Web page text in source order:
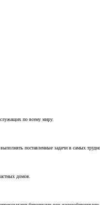
по всему миру.
поставленные задачи в самых
домов.